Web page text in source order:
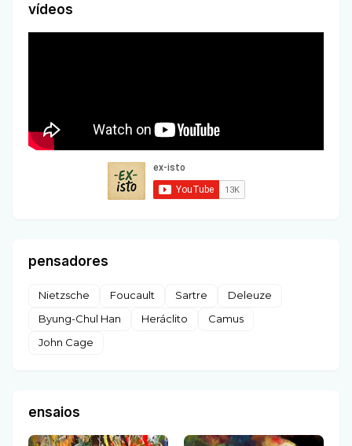
vídeos
pensadores
Nietzsche Foucault Sartre
Deleuze
Byung-Chul Han
Heráclito
Camus
John Cage
ensaios